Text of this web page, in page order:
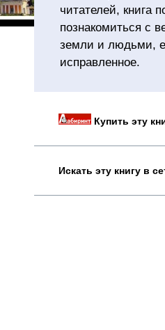
читателей, книга
познакомиться с
земли и людьми,
исправленное.
Купить эту
Искать эту книгу в